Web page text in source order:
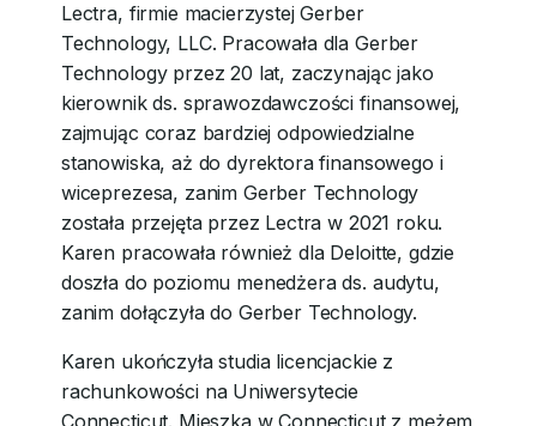
Lectra, firmie macierzystej Gerber
Technology, LLC. Pracowała dla Gerber
Technology przez 20 lat, zaczynając jako
kierownik ds. sprawozdawczości finansowej,
zajmując coraz bardziej odpowiedzialne
stanowiska, aż do dyrektora finansowego i
wiceprezesa, zanim Gerber Technology
została przejęta przez Lectra w 2021 roku.
Karen pracowała również dla Deloitte, gdzie
doszła do poziomu menedżera ds. audytu,
zanim dołączyła do Gerber Technology.
Karen ukończyła studia licencjackie z
rachunkowości na Uniwersytecie